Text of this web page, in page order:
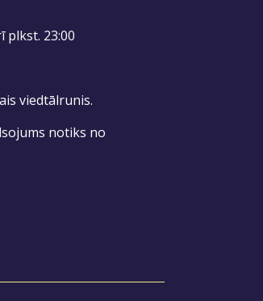
plkst. 23:00
viedtālrunis.
notiks no